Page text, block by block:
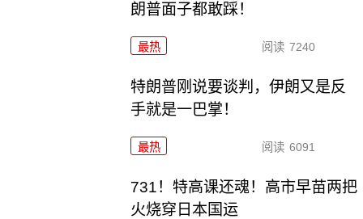
朗普面子都敢踩！
最热 阅读 7240
特朗普刚说要谈判，伊朗又是反
手就是一巴掌！
最热 阅读 6091
731！特高课还魂！高市早苗两把
火烧穿日本国运